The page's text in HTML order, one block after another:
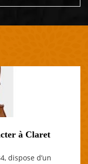
à Claret
dispose d’un